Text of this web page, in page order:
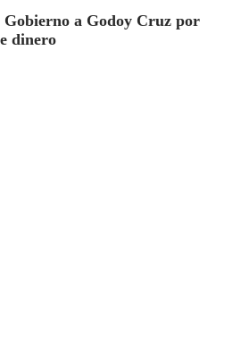
Gobierno a Godoy Cruz por
dinero